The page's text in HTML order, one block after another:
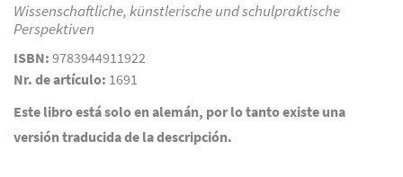
Wissenschaftliche, künstlerische und schulpraktische
Perspektiven
ISBN: 9783944911922
Nr. de artículo: 1691
Este libro está solo en alemán, por lo tanto existe una
versión traducida de la descripción.